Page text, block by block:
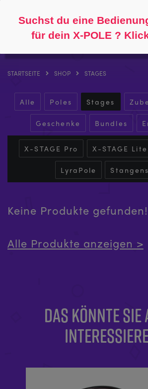
STARTSEITE SHOP STAGES
Alle Poles Stages
Geschenke Bundles
X-STAGE Pro X-STAGE Lite
LyraPole
Keine Produkte gefunden!
Alle Produkte anzeigen >
DAS KÖNNTE SIE
Suchst du eine
für dein X-POLE ?